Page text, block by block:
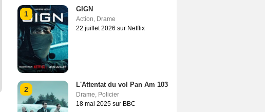
1
GIGN
Action, Drame
22 juillet 2026 sur Netflix
2
L'Attentat du vol Pan Am 103
Drame, Policier
18 mai 2025 sur BBC